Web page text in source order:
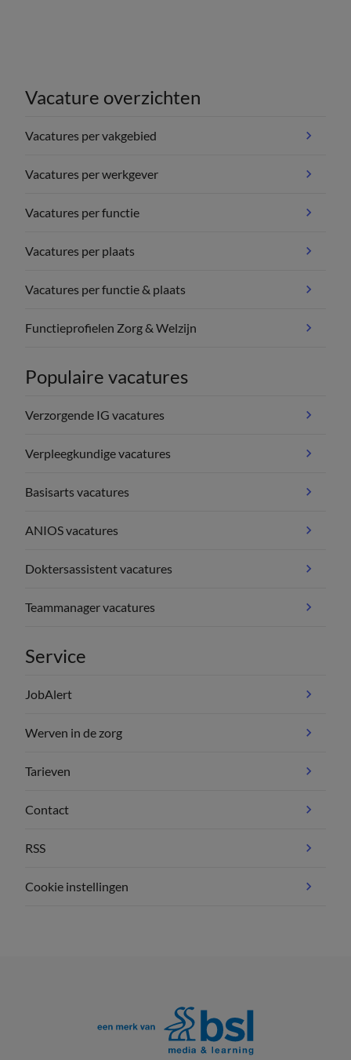
Vacature overzichten
Vacatures per vakgebied
Vacatures per werkgever
Vacatures per functie
Vacatures per plaats
Vacatures per functie & plaats
Functieprofielen Zorg & Welzijn
Populaire vacatures
Verzorgende IG vacatures
Verpleegkundige vacatures
Basisarts vacatures
ANIOS vacatures
Doktersassistent vacatures
Teammanager vacatures
Service
JobAlert
Werven in de zorg
Tarieven
Contact
RSS
Cookie instellingen